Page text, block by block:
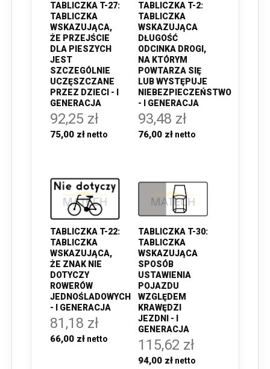
TABLICZKA T-27:
TABLICZKA
WSKAZUJĄCA,
ŻE PRZEJŚCIE
DLA PIESZYCH
JEST
SZCZEGÓLNIE
UCZĘSZCZANE
PRZEZ DZIECI - I
GENERACJA
92,25 zł
75,00 zł
TABLICZKA T-2:
TABLICZKA
WSKAZUJĄCA
DŁUGOŚĆ
ODCINKA DROGI,
NA KTÓRYM
POWTARZA SIĘ
LUB WYSTĘPUJE
NIEBEZPIECZEŃSTWO
- I GENERACJA
93,48 zł
76,00 zł
TABLICZKA T-22:
TABLICZKA
WSKAZUJĄCA,
ŻE ZNAK NIE
DOTYCZY
ROWERÓW
JEDNOŚLADOWYCH
- I GENERACJA
81,18 zł
66,00 zł
TABLICZKA T-30:
TABLICZKA
WSKAZUJĄCA
SPOSÓB
USTAWIENIA
POJAZDU
WZGLĘDEM
KRAWĘDZI
JEZDNI - I
GENERACJA
115,62 zł
94,00 zł